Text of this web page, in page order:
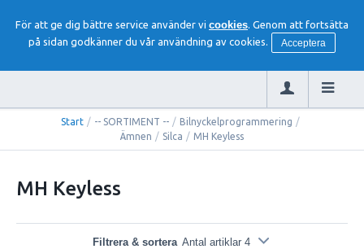
För att ge dig bättre service använder vi cookies. Genom att fortsätta
på sidan godkänner du vår användning av cookies.
Acceptera
Start / -- SORTIMENT -- / Bilnyckelprogrammering /
Ämnen / Silca / MH Keyless
MH Keyless
Filtrera & sortera Antal artiklar 4